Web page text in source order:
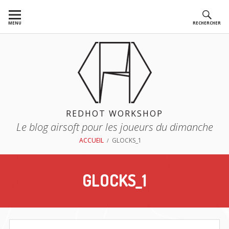
auMENU RECHERCHER
REDHOT WORKSHOP
Le blog airsoft pour les joueurs du dimanche
ACCUEIL GLOCKS_1
GLOCKS_1